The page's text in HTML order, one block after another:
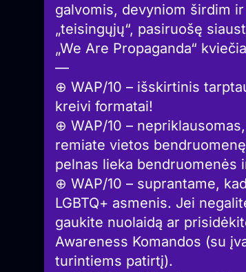
galvomis, devyniom širdim
„teisingųjų“, pasiruošę
„We Are Propaganda“
—
⊕ WAP/10 – išskirtinis
kreivi formatai!
⊕ WAP/10 –
remiate vietos
pelnas lieka bendruomenės
⊕ WAP/10 – suprantame,
LGBTQ+ asmenis. Jei
gaukite nuolaidą ar
Awareness Komandos (su
turintiems patirtį).